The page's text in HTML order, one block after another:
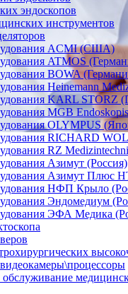
эндоскопов
инструментов
ACMI (США)
ATMOS
BOWA
Heinemann
KARL STORZ
MGB
OLYMPUS
RICHARD
RZ
Азимут (Россия)
Азимут Плюс
НФП Крыло
Эндомедиум
ЭФА Медика
обслуживание